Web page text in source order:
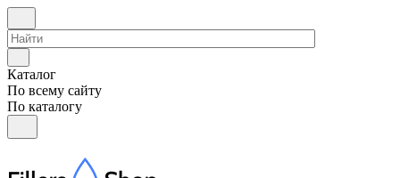
Каталог
По всему сайту
По каталогу